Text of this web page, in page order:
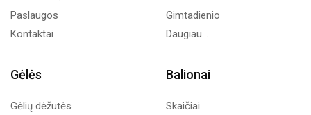
Paslaugos
Kontaktai
Gimtadienio
Daugiau...
Gėlės
Gėlių dėžutės
Balionai
Skaičiai